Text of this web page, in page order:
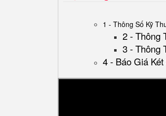
1 - Thông Số Kỹ
2 - Thông
3 - Thông
4 - Báo Giá Két